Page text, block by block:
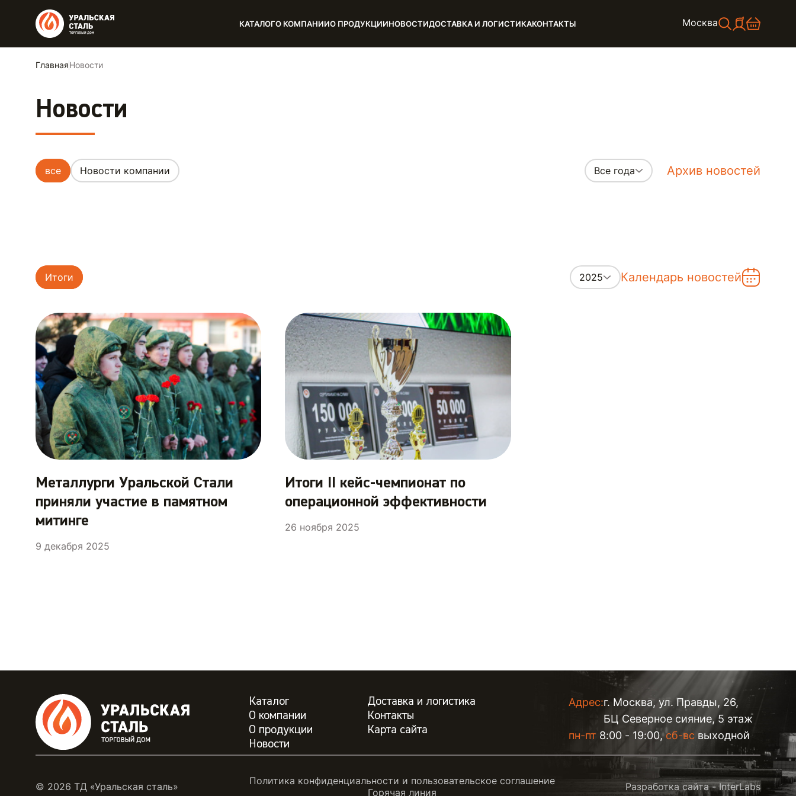
КАТАЛОГО КОМПАНИИО ПРОДУКЦИИНОВОСТИДОСТАВКА И ЛОГИСТИКАКОНТАКТЫ Москва
ГлавнаяНовости
Новости
все Новости компании Все года Архив новостей
Итоги 2025 Календарь новостей
Металлурги Уральской Стали
приняли участие в памятном
митинге
9 декабря 2025
Итоги II кейс-чемпионат по
операционной эффективности
26 ноября 2025
Каталог
О компании
О продукции
Новости
Доставка и логистика
Контакты
Карта сайта
Адрес:г. Москва, ул. Правды, 26,
БЦ Северное сияние, 5 этаж
пн-пт 8:00 - 19:00,сб-вс выходной
© 2026 ТД «Уральская сталь»
Политика конфиденциальности и пользовательское соглашение
Горячая линия
Разработка сайта -InterLabs